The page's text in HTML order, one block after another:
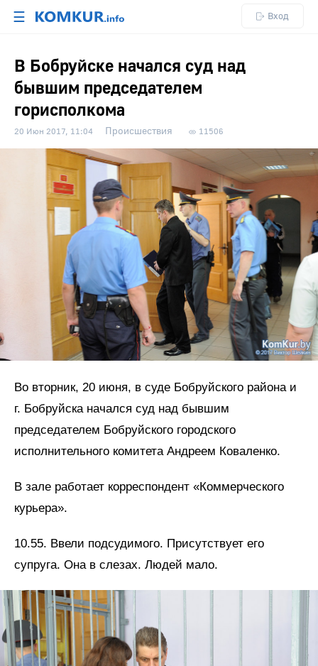
☰ Вход
В Бобруйске начался суд над
бывшим председателем
горисполкома
20 Июн 2017, 11:04 Происшествия 11506
Во вторник, 20 июня, в суде Бобруйского района и
г. Бобруйска начался суд над бывшим
председателем Бобруйского городского
исполнительного комитета Андреем Коваленко.
В зале работает корреспондент «Коммерческого
курьера».
10.55. Ввели подсудимого. Присутствует его
супруга. Она в слезах. Людей мало.